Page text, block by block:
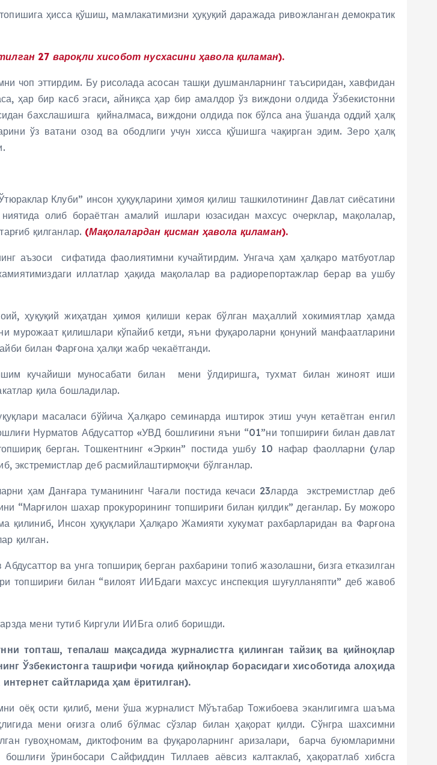
ҳисса қўшиш, мамлакатимизни ҳуқуқий даражада ривожланган демократик
27 вароқли хисобот нусхасини ҳавола қиламан).
чоп эттирдим. Бу рисолада асосан ташқи душманларнинг таъсиридан, хавфидан
ҳар бир касб эгаси, айниқса ҳар бир амалдор ўз виждони олдида Ўзбекистонни
бахслашишга қийналмаса, виждони олдида пок бўлса ана ўшанда оддий ҳалқ
ўз ватани озод ва ободлиги учун хисса қўшишга чақирган эдим. Зеро ҳалқ
Клуби” инсон ҳуқуқларини ҳимоя қилиш ташкилотининг Давлат сиёсатини
олиб бораётган амалий ишлари юзасидан махсус очерклар, мақолалар,
қилганлар. (Мақолалардан қисман ҳавола қиламан).
аъзоси сифатида фаолиятимни кучайтирдим. Унгача ҳам ҳалқаро матбуотлар
иллатлар ҳақида мақолалар ва радиорепортажлар берар ва ушбу
ҳуқуқий жиҳатдан ҳимоя қилиши керак бўлган маҳаллий хокимиятлар ҳамда
мурожаат қилишлари кўпайиб кетди, яъни фуқароларни қонуний манфаатларини
билан Фарғона ҳалқи жабр чекаётганди.
кучайиши муносабати билан мени ўлдиришга, тухмат билан жиноят иши
қила бошладилар.
масаласи бўйича Ҳалқаро семинарда иштирок этиш учун кетаётган енгил
Нурматов Абдусаттор «УВД бошлиғини яъни “01”ни топшириғи билан давлат
берган. Тошкентнинг «Эркин” постида ушбу 10 нафар фаолларни (улар
экстремистлар деб расмийлаштирмоқчи бўлганлар.
ҳам Данғара туманининг Чағали постида кечаси 23ларда экстремистлар деб
“Марғилон шахар прокурорининг топшириғи билан қилдик” деганлар. Бу можоро
қилиниб, Инсон ҳуқуқлари Ҳалқаро Жамияти хукумат рахбарларидан ва Фарғона
қилган.
ва унга топшириқ берган рахбарини топиб жазолашни, бизга етказилган
билан “вилоят ИИБдаги махсус инспекция шуғулланяпти” деб жавоб
мени тутиб Киргули ИИБга олиб боришди.
топташ, тепалаш мақсадида журналистга қилинган тайзиқ ва қийноқлар
Ўзбекистонга ташрифи чоғида қийноқлар борасидаги хисоботида алоҳида
сайтларида ҳам ёритилган).
оёқ ости қилиб, мени ўша журналист Мўътабар Тожибоева эканлигимга шаъма
мени оғизга олиб бўлмас сўзлар билан ҳақорат қилди. Сўнгра шахсимни
гувоҳномам, диктофоним ва фуқароларнинг аризалари, барча буюмларимни
ўринбосари Сайфиддин Тиллаев аёвсиз калтаклаб, ҳақоратлаб хибсга